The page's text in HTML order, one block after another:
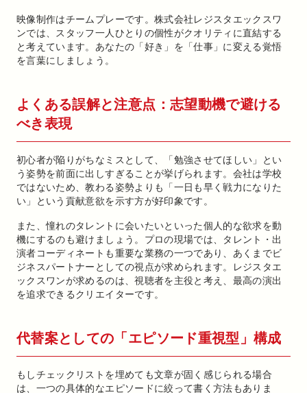
映像制作はチームプレーです。株式会社レジスタエックスワ
ンでは、スタッフ一人ひとりの個性がクオリティに直結する
と考えています。あなたの「好き」を「仕事」に変える覚悟
を言葉にしましょう。
よくある誤解と注意点：志望動機で避ける
べき表現
初心者が陥りがちなミスとして、「勉強させてほしい」とい
う姿勢を前面に出しすぎることが挙げられます。会社は学校
ではないため、教わる姿勢よりも「一日も早く戦力になりた
い」という貢献意欲を示す方が好印象です。
また、憧れのタレントに会いたいといった個人的な欲求を動
機にするのも避けましょう。プロの現場では、タレント・出
演者コーディネートも重要な業務の一つであり、あくまでビ
ジネスパートナーとしての視点が求められます。レジスタエ
ックスワンが求めるのは、視聴者を主役と考え、最高の演出
を追求できるクリエイターです。
代替案としての「エピソード重視型」構成
もしチェックリストを埋めても文章が固く感じられる場合
は、一つの具体的なエピソードに絞って書く方法もありま